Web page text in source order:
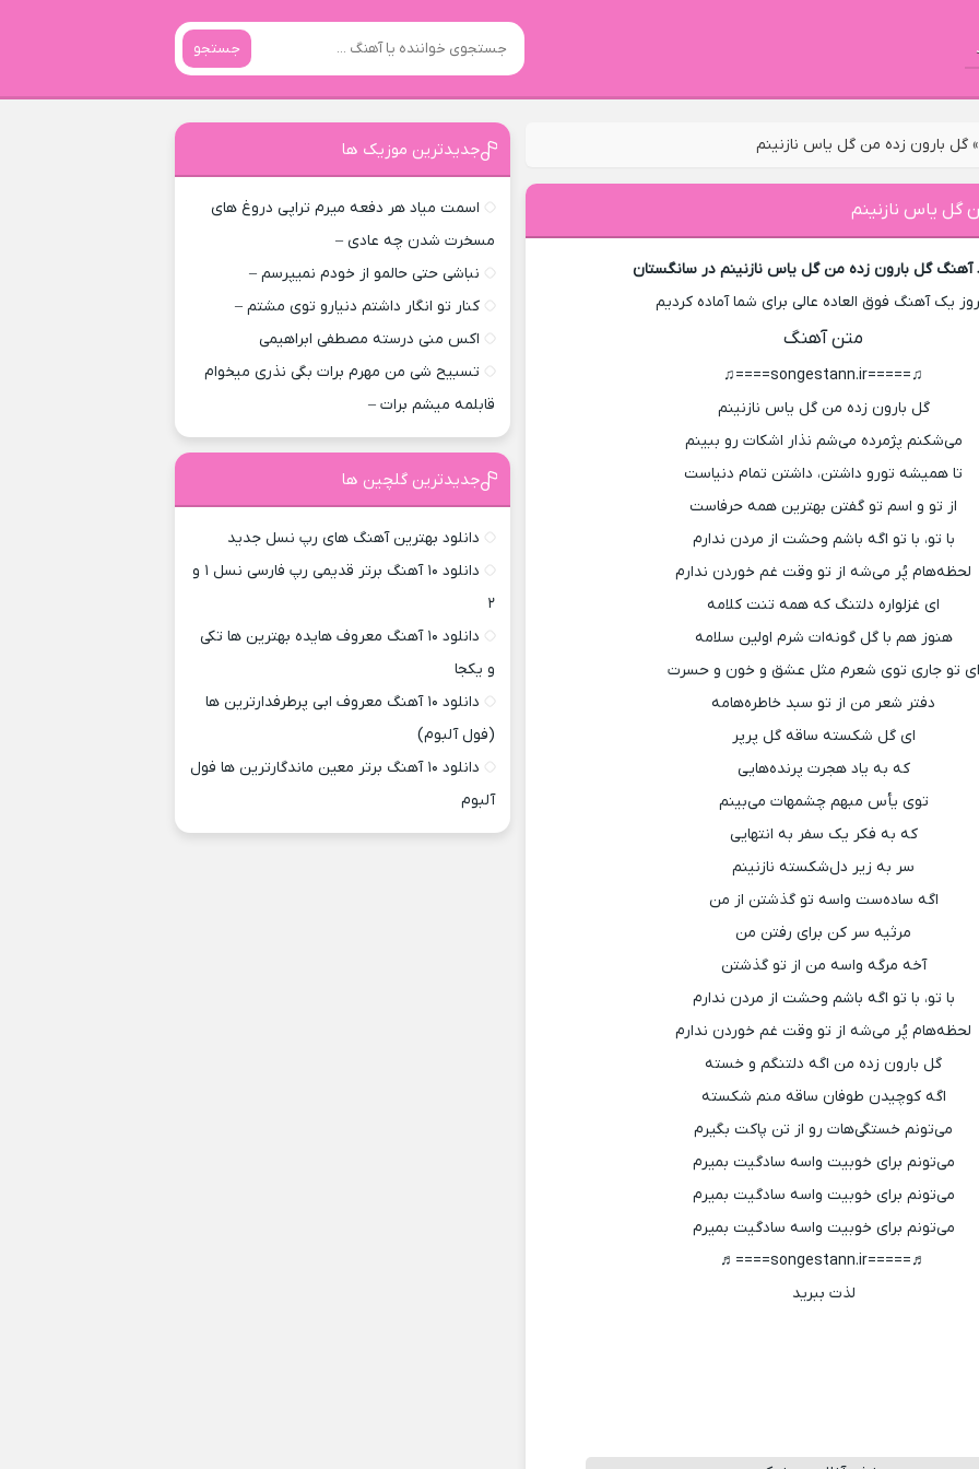
جستجو
گل بارون زده من گل یاس نازنینم
گل یاس نازنینم
آهنگ گل بارون زده من گل یاس نازنینم در سانگستان
یک آهنگ فوق العاده عالی برای شما آماده کردیم
متن آهنگ
♫=====songestann.ir====♫
گل بارون زده من گل یاس نازنینم
می‌شکنم پژمرده می‌شم نذار اشکات رو ببینم
تا همیشه تورو داشتن، داشتن تمام دنیاست
از تو و اسم تو گفتن بهترین همه حرفاست
با تو، با تو اگه باشم وحشت از مردن ندارم
لحظه‌هام پُر می‌شه از تو وقت غم خوردن ندارم
ای غزلواره دلتنگ که همه تنت کلامه
هنوز هم با گل گونه‌ات شرم اولین سلامه
ای تو جاری توی شعرم مثل عشق و خون و حسرت
دفتر شعر من از تو سبد خاطره‌هامه
ای گل شکسته ساقه گل پرپر
که به یاد هجرت پرنده‌هایی
توی یأس مبهم چشمهات می‌بینم
که به فکر یک سفر به انتهایی
سر به ‌زیر دل‌شکسته نازنینم
اگه ساده‌ست واسه تو گذشتن از من
مرثیه سر کن برای رفتن من
آخه مرگه واسه من از تو گذشتن
با تو، با تو اگه باشم وحشت از مردن ندارم
لحظه‌هام پُر می‌شه از تو وقت غم خوردن ندارم
گل بارون زده من اگه دلتنگم و خسته
اگه کوچیدن طوفان ساقه منم شکسته
می‌تونم خستگی‌هات رو از تن پاکت بگیرم
می‌تونم برای خوبیت واسه سادگیت بمیرم
می‌تونم برای خوبیت واسه سادگیت بمیرم
می‌تونم برای خوبیت واسه سادگیت بمیرم
♬=====songestann.ir====♬
لذت ببرید
جدیدترین موزیک ها
اسمت میاد هر دفعه میرم تراپی دروغ‌ های
مسخرت شدن چه عادی –
نباشی حتی حالمو از خودم نمیپرسم –
کنار تو انگار داشتم دنیارو توی مشتم –
اکس منی درسته مصطفی ابراهیمی
تسبیح شی من مهرم برات بگی نذری میخوام
قابلمه میشم برات –
جدیدترین گلچین ها
دانلود بهترین آهنگ های رپ نسل جدید
دانلود ۱۰ آهنگ برتر قدیمی رپ فارسی نسل ۱ و
۲
دانلود ۱۰ آهنگ معروف هایده بهترین ها تکی
و یکجا
دانلود ۱۰ آهنگ معروف ابی پرطرفدارترین ها
(فول آلبوم)
دانلود ۱۰ آهنگ برتر معین ماندگارترین ها فول
آلبوم